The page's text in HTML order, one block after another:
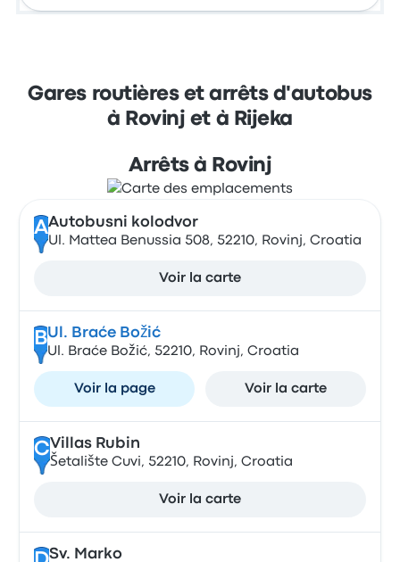
Gares routières et arrêts d'autobus
à Rovinj et à Rijeka
Arrêts à Rovinj
AAutobusni kolodvor
Ul. Mattea Benussia 508, 52210, Rovinj, Croatia
Voir la carte
BUl. Braće Božić
Ul. Braće Božić, 52210, Rovinj, Croatia
Voir la page Voir la carte
CVillas Rubin
Šetalište Cuvi, 52210, Rovinj, Croatia
Voir la carte
Sv. Marko